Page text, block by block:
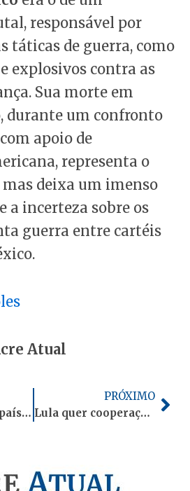
responsável por
táticas de guerra, como
explosivos contra as
Sua morte em
durante um confronto
apoio de
representa o
deixa um imenso
a incerteza sobre os
guerra entre cartéis
Atual
Trump ameaça países que “jogarem sujo” após fim do tarifaço: “Cuidado”
PRÓXIMO
Lula quer cooperação com Trump para prender “magnatas da corrupção” que moram no exterior